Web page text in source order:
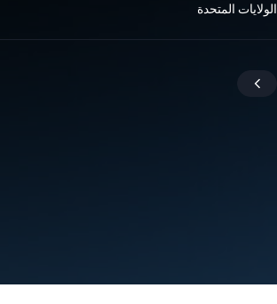
الولايات المتحدة